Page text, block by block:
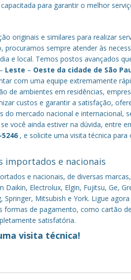
para garantir o melhor
originais e similares para realizar
procuramos sempre atender às
e local. Temos postos avançados
– Leste – Oeste da cidade de São
com uma equipe extremamente
de ambientes em residências,
custos e garantir a satisfação,
do mercado nacional e internacional,
você ainda estiver na dúvida, entre
, e solicite uma visita técnica
importados e nacionais
e nacionais, de diversas
Electrolux, Elgin, Fujitsu, Ge,
Mitsubish e York. Ligue
formas de pagamento, como cartão
satisfatória.
visita técnica!